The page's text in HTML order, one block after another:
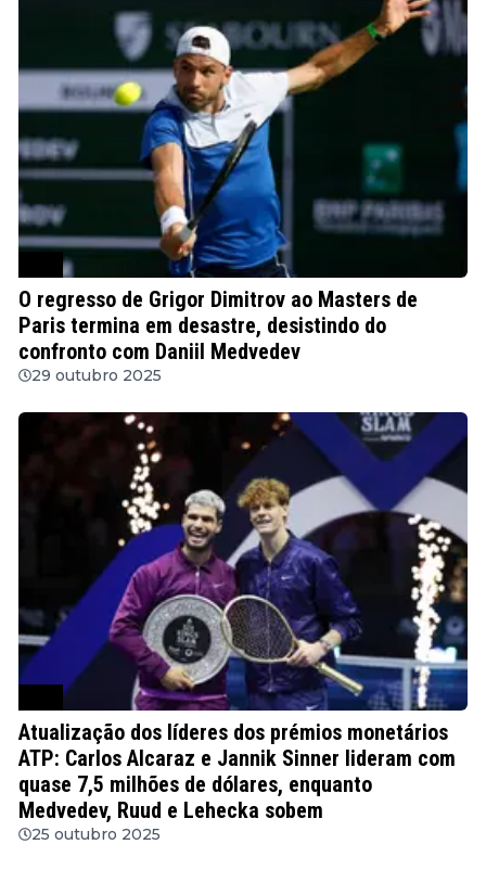
O regresso de Grigor Dimitrov ao Masters de
Paris termina em desastre, desistindo do
confronto com Daniil Medvedev
29 outubro 2025
Atualização dos líderes dos prémios monetários
ATP: Carlos Alcaraz e Jannik Sinner lideram com
quase 7,5 milhões de dólares, enquanto
Medvedev, Ruud e Lehecka sobem
25 outubro 2025